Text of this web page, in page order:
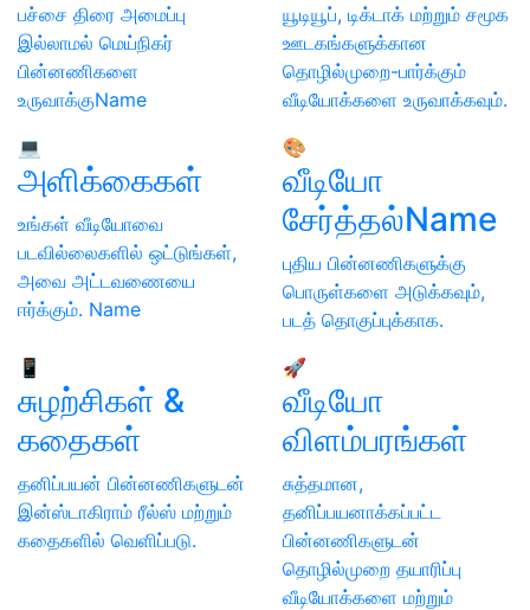
பச்சை திரை அமைப்பு
இல்லாமல் மெய்நிகர்
பின்னணிகளை
உருவாக்குName
யூடியூப், டிக்டாக் மற்றும் சமூக
ஊடகங்களுக்கான
தொழில்முறை-பார்க்கும்
வீடியோக்களை உருவாக்கவும்.
💻
அளிக்கைகள்
உங்கள் வீடியோவை
படவில்லைகளில் ஒட்டுங்கள்,
அவை அட்டவணையை
ஈர்க்கும். Name
🎨
வீடியோ
சேர்த்தல்Name
புதிய பின்னணிகளுக்கு
பொருள்களை அடுக்கவும்,
படத் தொகுப்புக்காக.
📱
சுழற்சிகள் &
கதைகள்
தனிப்பயன் பின்னணிகளுடன்
இன்ஸ்டாகிராம் ரீல்ஸ் மற்றும்
கதைகளில் வெளிப்படு.
🚀
வீடியோ
விளம்பரங்கள்
சுத்தமான,
தனிப்பயனாக்கப்பட்ட
பின்னணிகளுடன்
தொழில்முறை தயாரிப்பு
வீடியோக்களை மற்றும்